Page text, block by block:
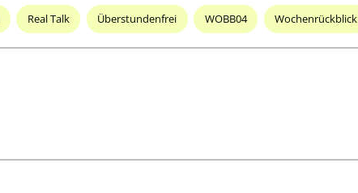
Real Talk Überstundenfrei WOBB04 Wochenrückblick